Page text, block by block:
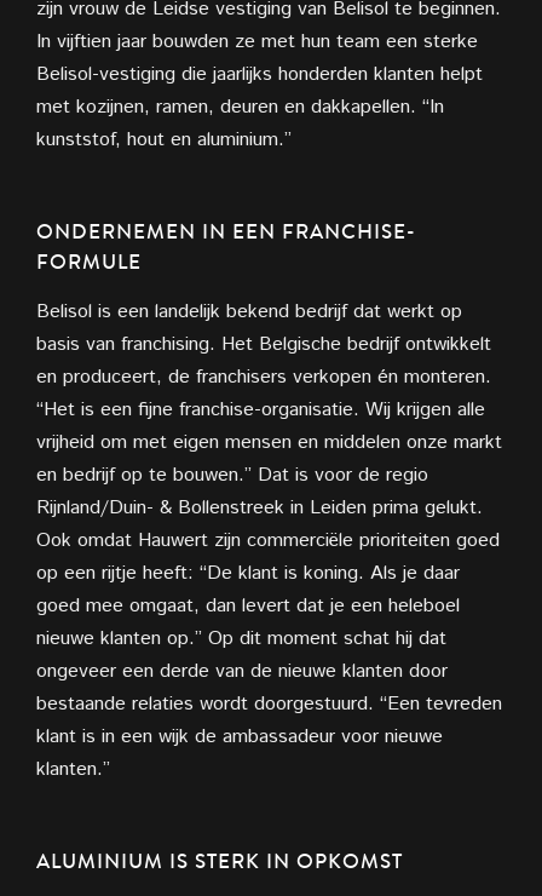
zijn vrouw de Leidse vestiging van Belisol te beginnen.
In vijftien jaar bouwden ze met hun team een sterke
Belisol-vestiging die jaarlijks honderden klanten helpt
met kozijnen, ramen, deuren en dakkapellen. “In
kunststof, hout en aluminium.”
ONDERNEMEN IN EEN FRANCHISE-
FORMULE
Belisol is een landelijk bekend bedrijf dat werkt op
basis van franchising. Het Belgische bedrijf ontwikkelt
en produceert, de franchisers verkopen én monteren.
“Het is een fijne franchise-organisatie. Wij krijgen alle
vrijheid om met eigen mensen en middelen onze markt
en bedrijf op te bouwen.” Dat is voor de regio
Rijnland/Duin- & Bollenstreek in Leiden prima gelukt.
Ook omdat Hauwert zijn commerciële prioriteiten goed
op een rijtje heeft: “De klant is koning. Als je daar
goed mee omgaat, dan levert dat je een heleboel
nieuwe klanten op.” Op dit moment schat hij dat
ongeveer een derde van de nieuwe klanten door
bestaande relaties wordt doorgestuurd. “Een tevreden
klant is in een wijk de ambassadeur voor nieuwe
klanten.”
ALUMINIUM IS STERK IN OPKOMST